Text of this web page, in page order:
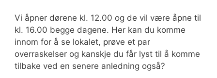
Vi åpner dørene kl. 12.00 og de vil være åpne til
kl. 16.00 begge dagene. Her kan du komme
innom for å se lokalet, prøve et par
overraskelser og kanskje du får lyst til å komme
tilbake ved en senere anledning også?